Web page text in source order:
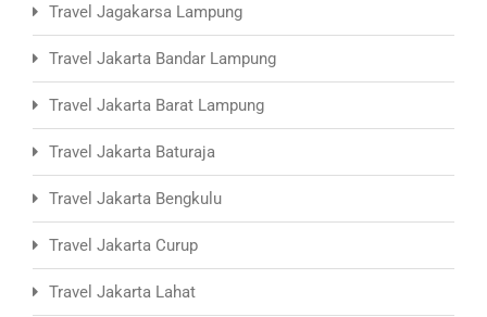
Travel Jagakarsa Lampung
Travel Jakarta Bandar Lampung
Travel Jakarta Barat Lampung
Travel Jakarta Baturaja
Travel Jakarta Bengkulu
Travel Jakarta Curup
Travel Jakarta Lahat